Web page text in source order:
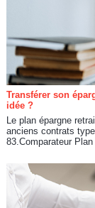
Transférer son
idée ?
Le plan épargne
anciens contrats
83.Comparateur